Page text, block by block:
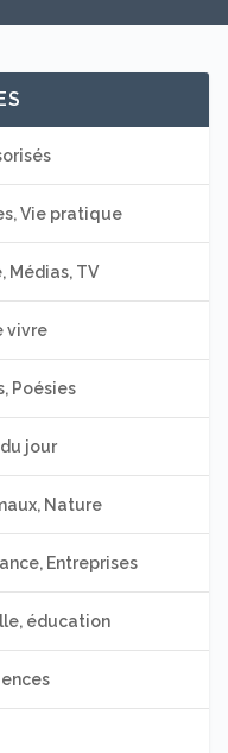
Vie pratique
Médias, TV
vivre
Poésies
jour
Nature
Entreprises
éducation